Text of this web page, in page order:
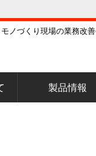
モノづくり現場の業務改
製品情報